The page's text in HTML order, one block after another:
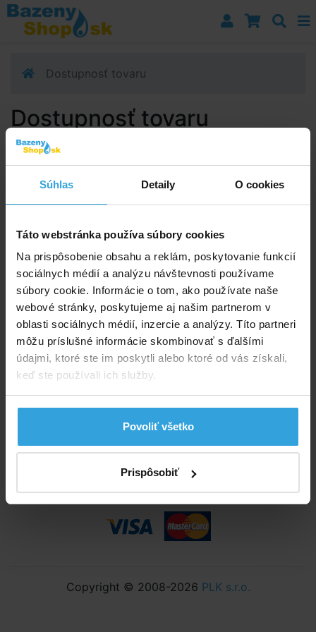
Súhlas Detaily O cookies
Táto webstránka používa súbory cookies
Na prispôsobenie obsahu a reklám, poskytovanie funkcií
sociálnych médií a analýzu návštevnosti používame
súbory cookie. Informácie o tom, ako používate naše
webové stránky, poskytujeme aj našim partnerom v
oblasti sociálnych médií, inzercie a analýzy. Títo partneri
môžu príslušné informácie skombinovať s ďalšími
údajmi, ktoré ste im poskytli alebo ktoré od vás získali,
keď ste používali ich služby.
Povoliť všetko
Prispôsobiť
Prejsť k navigácii
Prejsť na obsah
Prejsť k bočnému stĺpci
Dostupnosť tovaru
Dostupnosť tovaru
Tovar je momentálne vypredané. Presný termín
dostupnosti nedokážeme určiť. Nastavte si
u produktu stráženie dostupnosti.
info@bazenyshop.sk
02 2057 0035
Telefónne číslo neslúži na objednaní tovaru
Všetko o nákupe
Obchodné podmienky
Možnosti dopravy a platby
Reklamácie
Odstúpenie od zmluvy
Nastavenia cookies
Copyright © 2008-2026 PLK s.r.o.